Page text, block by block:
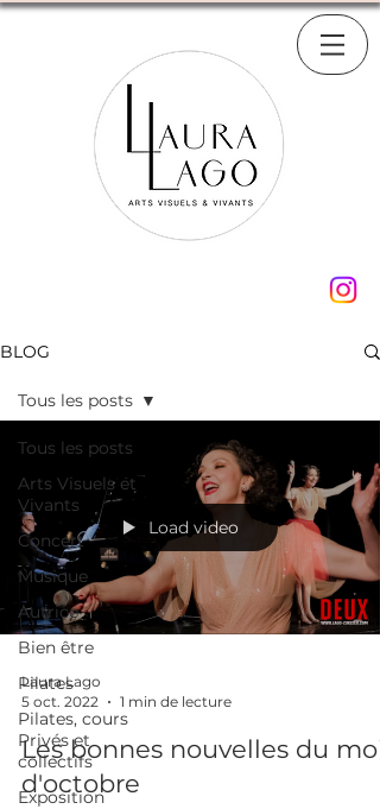
BLOG
Tous les posts
Arts Visuels et
Vivants
Concert
Musique
Autrice
Bien être
Pilates
Pilates, cours
Privés et
collectifs
Exposition
Tous les posts
Load video
Laura Lago
5 oct. 2022
1 min de lecture
Les bonnes nouvelles du
d'octobre